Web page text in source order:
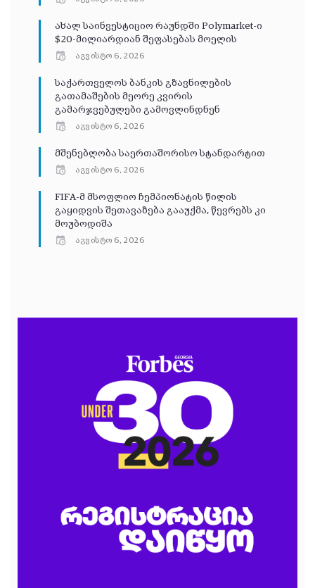
ახალ საინვესტიციო რაუნდში Polymarket-ი
$20-მილიარდიან შეფასებას მოელის
აგვისტო 6, 2026
საქართველოს ბანკის გზავნილების
გათამაშების მეორე კვირის
გამარჯვებულები გამოვლინდნენ
აგვისტო 6, 2026
მშენებლობა საერთაშორისო სტანდარტით
აგვისტო 6, 2026
FIFA-მ მსოფლიო ჩემპიონატის წილის
გაყიდვის შეთავაზება გააუქმა, წევრებს კი
მოუბოდიშა
აგვისტო 6, 2026